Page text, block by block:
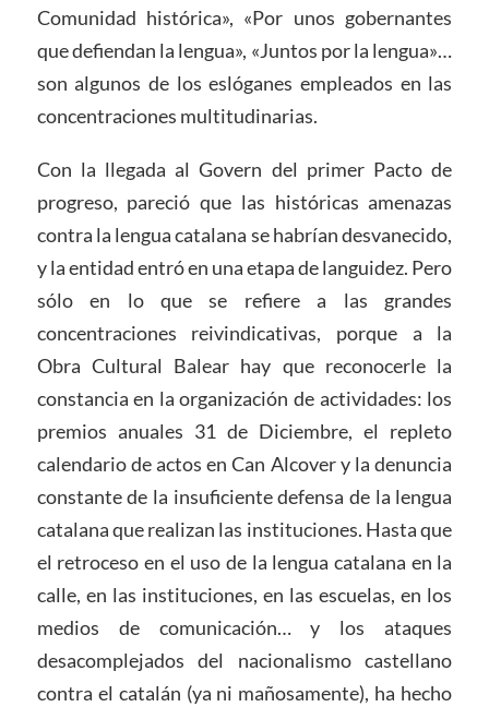
Comunidad histórica», «Por unos gobernantes
que defiendan la lengua», «Juntos por la lengua»…
son algunos de los eslóganes empleados en las
concentraciones multitudinarias.
Con la llegada al Govern del primer Pacto de
progreso, pareció que las históricas amenazas
contra la lengua catalana se habrían desvanecido,
y la entidad entró en una etapa de languidez. Pero
sólo en lo que se refiere a las grandes
concentraciones reivindicativas, porque a la
Obra Cultural Balear hay que reconocerle la
constancia en la organización de actividades: los
premios anuales 31 de Diciembre, el repleto
calendario de actos en Can Alcover y la denuncia
constante de la insuficiente defensa de la lengua
catalana que realizan las instituciones. Hasta que
el retroceso en el uso de la lengua catalana en la
calle, en las instituciones, en las escuelas, en los
medios de comunicación… y los ataques
desacomplejados del nacionalismo castellano
contra el catalán (ya ni mañosamente), ha hecho